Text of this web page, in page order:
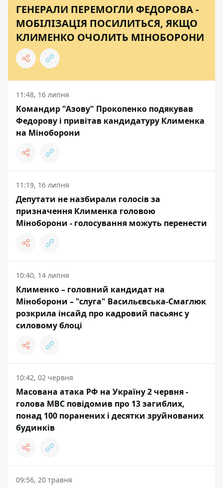
ГЕНЕРАЛИ ПЕРЕМОГЛИ ФЕДОРОВА -
МОБІЛІЗАЦІЯ ПОСИЛИТЬСЯ, ЯКЩО
КЛИМЕНКО ОЧОЛИТЬ МІНОБОРОНИ
11:48, 16 липня
Командир "Азову" Прокопенко подякував
Федорову і привітав кандидатуру Клименка
на Міноборони
11:19, 16 липня
Депутати не назбирали голосів за
призначення Клименка головою
Міноборони - голосування можуть перенести
10:40, 14 липня
Клименко – головний кандидат на
Міноборони – "слуга" Васильєвська-Смаглюк
розкрила інсайд про кадровий пасьянс у
силовому блоці
10:42, 02 червня
Масована атака РФ на Україну 2 червня -
голова МВС повідомив про 13 загиблих,
понад 100 поранених і десятки зруйнованих
будинків
09:56, 20 травня